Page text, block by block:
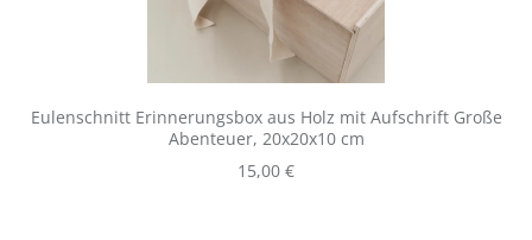
Eulenschnitt Erinnerungsbox aus Holz mit Aufschrift Große
Abenteuer, 20x20x10 cm
Regulärer Preis:
15,00 €